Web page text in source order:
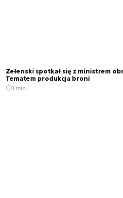
Zełenski spotkał się z ministrem
Tematem produkcja broni
1 min.